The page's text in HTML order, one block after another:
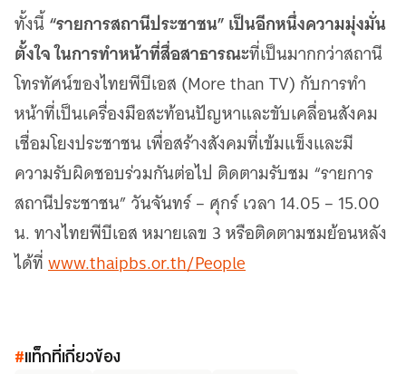
ทั้งนี้“รายการสถานีประชาชน” เป็นอีกหนึ่งความมุ่งมั่น
ตั้งใจ ในการทำหน้าที่สื่อสาธารณะที่เป็นมากกว่าสถานี
โทรทัศน์ของไทยพีบีเอส (More than TV) กับการทำ
หน้าที่เป็นเครื่องมือสะท้อนปัญหาและขับเคลื่อนสังคม
เชื่อมโยงประชาชน เพื่อสร้างสังคมที่เข้มแข็งและมี
ความรับผิดชอบร่วมกันต่อไป ติดตามรับชม “รายการ
สถานีประชาชน” วันจันทร์ – ศุกร์ เวลา 14.05 – 15.00
น. ทางไทยพีบีเอส หมายเลข 3 หรือติดตามชมย้อนหลัง
ได้ที่www.thaipbs.or.th/People
#แท็กที่เกี่ยวข้อง